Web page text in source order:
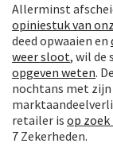
Allerminst
opiniestuk van
deed opwaaien en
weer sloot, wil de
opgeven weten.
nochtans met
retailer is op zoek
7 Zekerheden.